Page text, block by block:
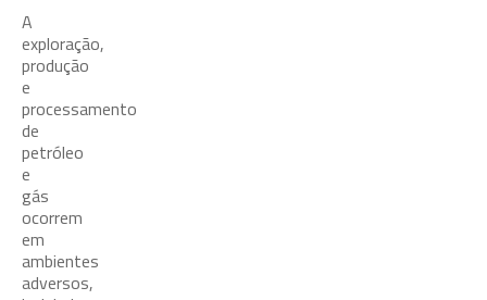
A
exploração,
produção
e
processamento
de
petróleo
e
gás
ocorrem
em
ambientes
adversos,